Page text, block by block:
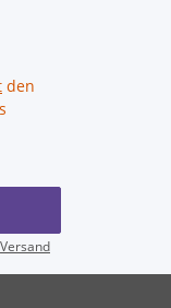
den
Versand